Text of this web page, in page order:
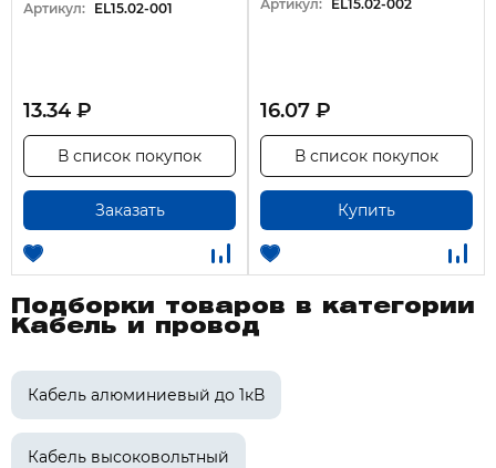
Артикул: EL15.02-001
13.34 ₽
Заказать
В список покупок
Артикул: EL15.02-002
16.07 ₽
Купить
В список покупок
Подборки товаров в категории
Кабель и провод
Кабель алюминиевый до 1кВ
Кабель высоковольтный